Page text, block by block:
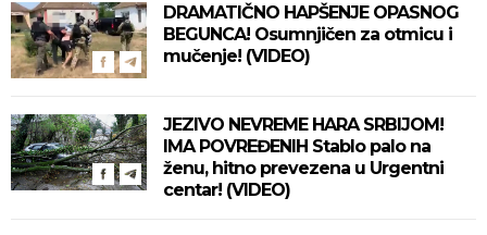
DRAMATIČNO HAPŠENJE OPASNOG
BEGUNCA! Osumnjičen za otmicu i
mučenje! (VIDEO)
JEZIVO NEVREME HARA SRBIJOM!
IMA POVREĐENIH Stablo palo na
ženu, hitno prevezena u Urgentni
centar! (VIDEO)